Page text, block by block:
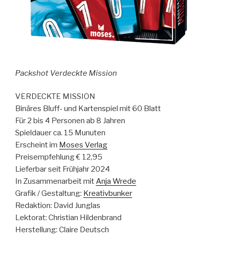
Packshot Verdeckte Mission
VERDECKTE MISSION
Binäres Bluff- und Kartenspiel mit 60 Blatt
Für 2 bis 4 Personen ab 8 Jahren
Spieldauer ca. 15 Munuten
Erscheint im Moses Verlag
Preisempfehlung € 12,95
Lieferbar seit Frühjahr 2024
In Zusammenarbeit mitAnja Wrede
Grafik / Gestaltung: Kreativbunker
Redaktion: David Junglas
Lektorat: Christian Hildenbrand
Herstellung: Claire Deutsch